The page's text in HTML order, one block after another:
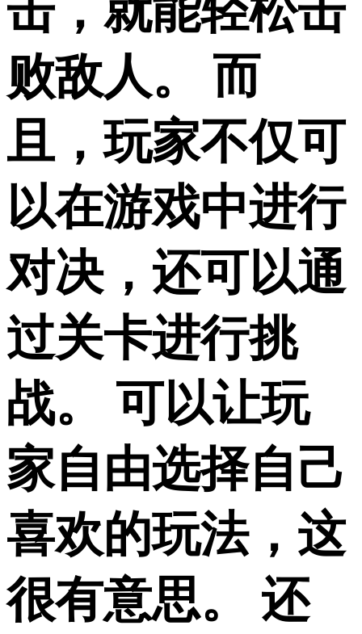
击，就能轻松击
败敌人。 而
且，玩家不仅可
以在游戏中进行
对决，还可以通
过关卡进行挑
战。 可以让玩
家自由选择自己
喜欢的玩法，这
很有意思。 还